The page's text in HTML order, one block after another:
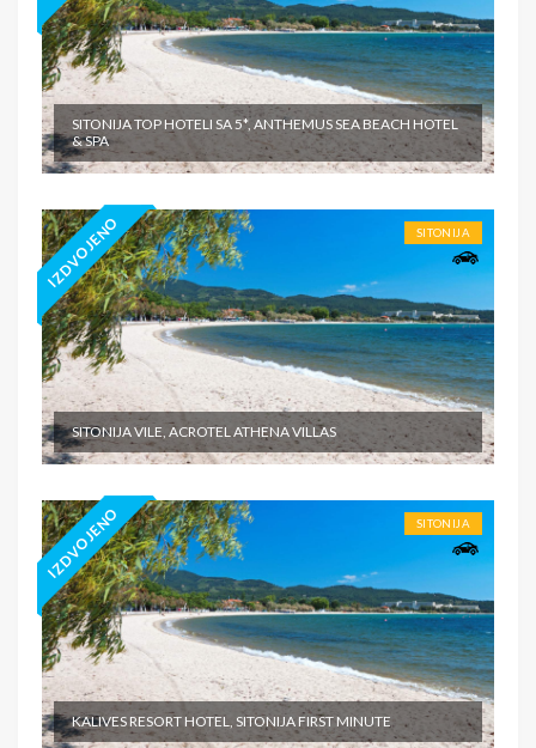
SITONIJA TOP HOTELI SA 5*, ANTHEMUS SEA BEACH HOTEL
& SPA
IZDVOJENO SITONIJA
SITONIJA VILE, ACROTEL ATHENA VILLAS
IZDVOJENO SITONIJA
KALIVES RESORT HOTEL, SITONIJA FIRST MINUTE